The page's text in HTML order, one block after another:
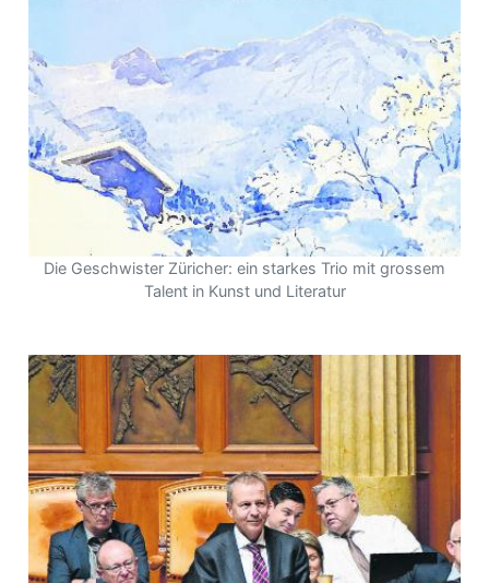
Die Geschwister Züricher: ein starkes Trio mit grossem
Talent in Kunst und Literatur